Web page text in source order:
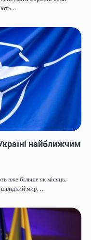
найближчим
вже більше як місяць.
швидкий мир. …